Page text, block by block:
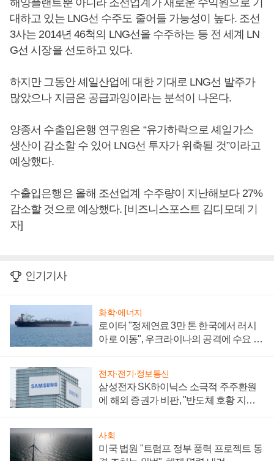
해양플랜트뿐 아니라 조선업계가 새로운 수익원으로 기
대하고 있는 LNG선 수주도 줄어들 가능성이 높다. 조선
3사는 2014년 46척의 LNG선을 수주하는 등 전 세계 LN
G선 시장을 선도하고 있다.
하지만 그동안 셰일산업에 대한 기대로 LNG선 발주가
많았으나 지금은 공급과잉이라는 분석이 나온다.
양종서 수출입은행 연구원은 “유가하락으로 셰일가스
생산이 감소할 수 있어 LNG선 투자가 위축될 것”이라고
예상했다.
수출입은행은 올해 조선업계 수주량이 지난해보다 27%
감소할 것으로 예상했다. [비즈니스포스트 김디모데 기
자]
인기기사
화학·에너지
로이터 "정제연료 3만 톤 한국에서 러시
아로 이동", 우크라이나의 공격에 수요 늘
전자·전기·정보통신
삼성전자 SK하이닉스 소극적 주주환원
에 해외 증권가 비판, "반도체 호황 지속
사회
미국 법원 "트럼프 정부 풍력 프로젝트 동